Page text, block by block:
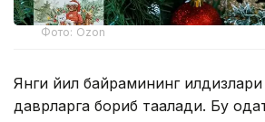
Фото: Ozon
Янги йил байрамининг илдизлари
даврларга бориб тақалади. Бу